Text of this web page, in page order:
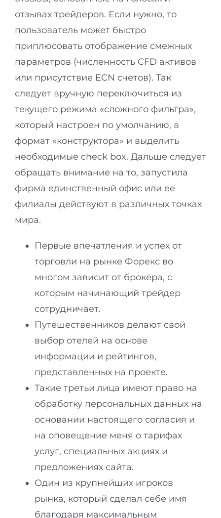
отзывах трейдеров. Если нужно, то
пользователь может быстро
приплюсовать отображение смежных
параметров (численность CFD активов
или присутствие ECN счетов). Так
следует вручную переключиться из
текущего режима «сложного фильтра»,
который настроен по умолчанию, в
формат «конструктора» и выделить
необходимые check box. Дальше следует
обращать внимание на то, запустила
фирма единственный офис или ее
филиалы действуют в различных точках
мира.
Первые впечатления и успех от
торговли на рынке Форекс во
многом зависит от брокера, с
которым начинающий трейдер
сотрудничает.
Путешественников делают свой
выбор отелей на основе
информации и рейтингов,
представленных на проекте.
Такие третьи лица имеют право на
обработку персональных данных на
основании настоящего согласия и
на оповещение меня о тарифах
услуг, специальных акциях и
предложениях сайта.
Один из крупнейших игроков
рынка, который сделал себе имя
благодаря максимальным